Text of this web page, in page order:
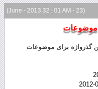
(23 - June - 2013 32 : 01 AM)
موضوعات
گذرواژه برای موضوعات